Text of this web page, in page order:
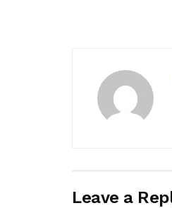
Leave a